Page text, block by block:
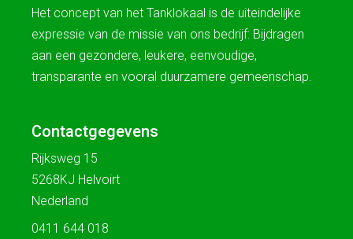
Het concept van het Tanklokaal is de uiteindelijke
expressie van de missie van ons bedrijf: Bijdragen
aan een gezondere, leukere, eenvoudige,
transparante en vooral duurzamere gemeenschap.
Contactgegevens
Rijksweg 15
5268KJ Helvoirt
Nederland
0411 644 018